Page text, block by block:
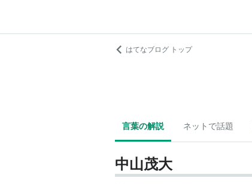
はてなブログ トップ
言葉の解説 ネットで話題
中山茂大